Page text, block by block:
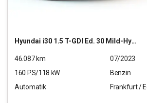
Hyundai i30 1.5 T-GDI Ed. 30 Mild-Hybrid (EURO 6d)(OPF)
46.087km
07/2023
160 PS/118 kW
Benzin
Automatik
Frankfurt /